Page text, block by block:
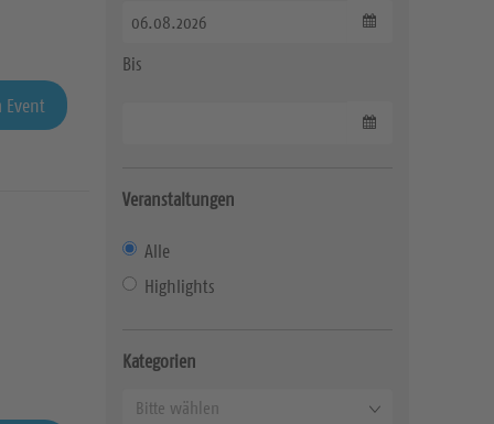
Event
Bis
Veranstaltungen
Alle
Highlights
Kategorien
Bitte wählen